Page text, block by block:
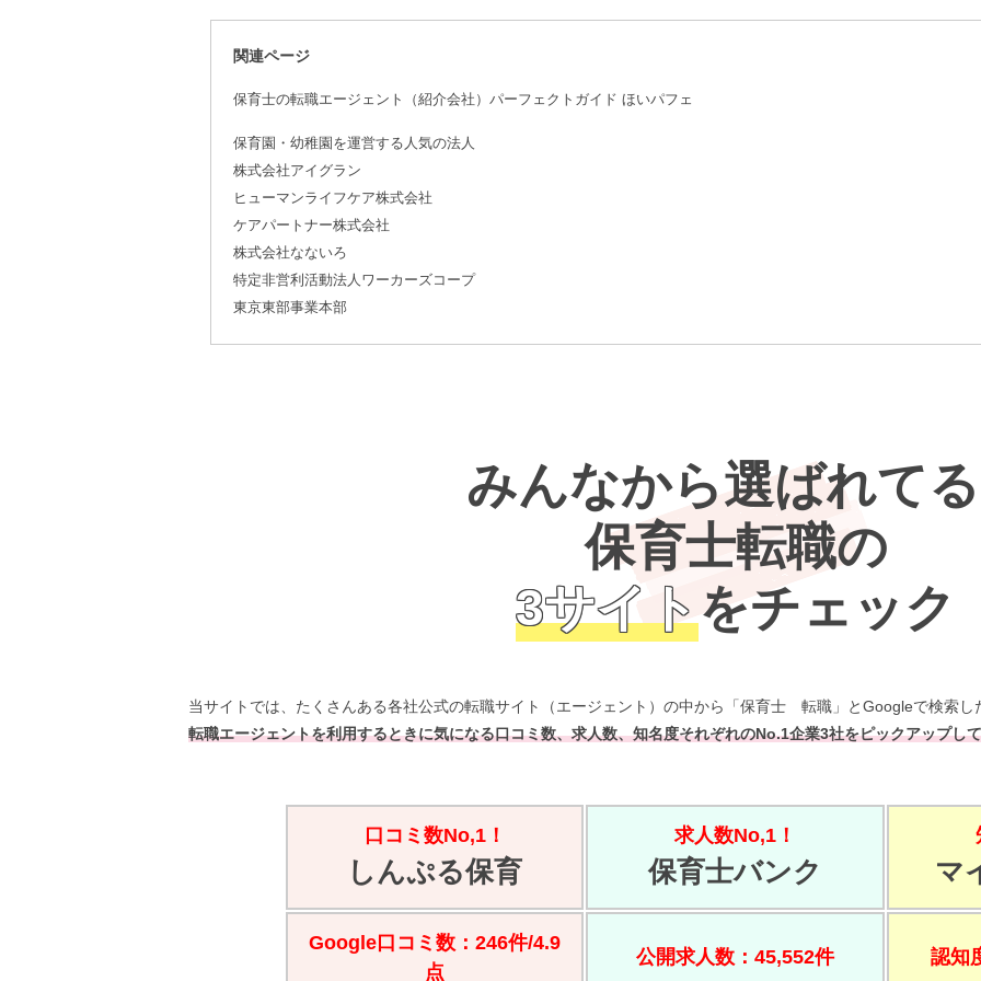
関連ページ
保育士の転職エージェント（紹介会社）パーフェクトガイド ほいパフェ
保育園・幼稚園を運営する人気の法人
株式会社アイグラン
ヒューマンライフケア株式会社
ケアパートナー株式会社
株式会社なないろ
特定非営利活動法人ワーカーズコープ
東京東部事業本部
みんなから選ばれて
保育士転職の
3サイトをチェック
当サイトでは、たくさんある各社公式の転職サイト（エージェント）の中から「保育士 転職」とGoogleで検索し
転職エージェントを利用するときに気になる口コミ数、求人数、知名度それぞれのNo.1企業3社をピックアップし
口コミ数No,1！
しんぷる保育
求人数No,1！
保育士バンク マ
Google口コミ数：246件/4.9
点
公開求人数：45,552件 認知